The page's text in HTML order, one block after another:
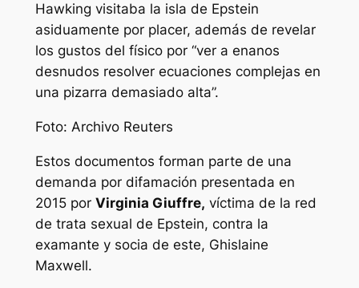
Hawking visitaba la isla de Epstein
asiduamente por placer, además de revelar
los gustos del físico por “ver a enanos
desnudos resolver ecuaciones complejas en
una pizarra demasiado alta”.
Foto: Archivo Reuters
Estos documentos forman parte de una
demanda por difamación presentada en
2015 por Virginia Giuffre, víctima de la red
de trata sexual de Epstein, contra la
examante y socia de este, Ghislaine
Maxwell.